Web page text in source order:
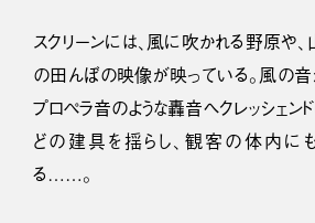
スクリーンには、風に吹かれる野原や、
の田んぼの映像が映っている。風の音
プロペラ音のような轟音へクレッシェン
どの建具を揺らし、観客の体内に
る……。